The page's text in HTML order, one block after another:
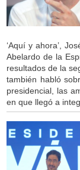
‘Aquí y ahora’,
Abelardo de la
resultados de la
también habló
presidencial, las
en que llegó a